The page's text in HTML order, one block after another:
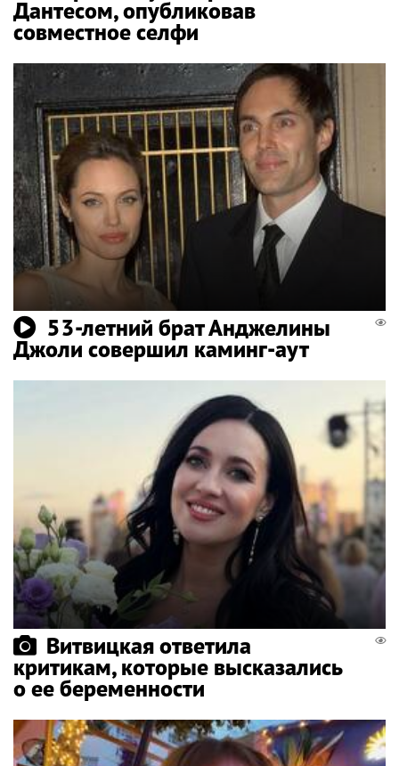
Дантесом, опубликовав
совместное селфи
53-летний брат Анджелины
Джоли совершил каминг-аут
Витвицкая ответила
критикам, которые высказались
о ее беременности